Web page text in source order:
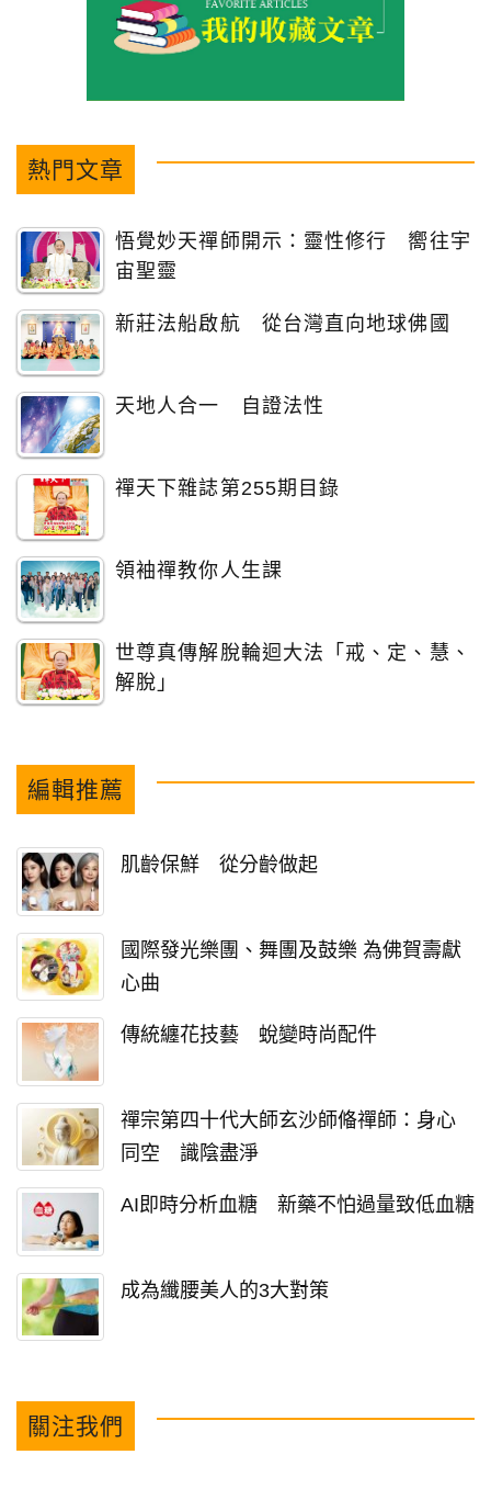
熱門文章
悟覺妙天禪師開示：靈性修行 嚮往宇
宙聖靈
新莊法船啟航 從台灣直向地球佛國
天地人合一 自證法性
禪天下雜誌第255期目錄
領袖禪教你人生課
世尊真傳解脫輪迴大法「戒、定、慧、
解脫」
編輯推薦
肌齡保鮮 從分齡做起
國際發光樂團、舞團及鼓樂 為佛賀壽獻
心曲
傳統纏花技藝 蛻變時尚配件
禪宗第四十代大師玄沙師偹禪師：身心
同空 識陰盡淨
AI即時分析血糖 新藥不怕過量致低血糖
成為纖腰美人的3大對策
關注我們